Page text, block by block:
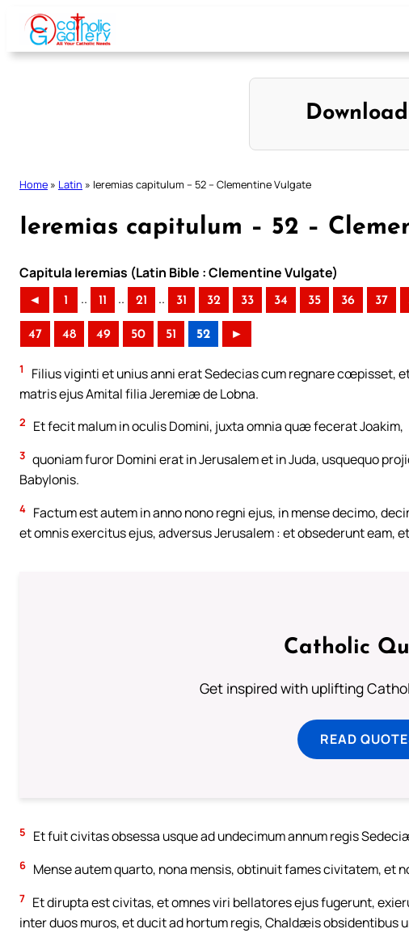
Skip
content
Home » Latin » Ieremias capitulum – 52 – Clementine Vulgate
Ieremias capitulum – 52 –
Capitula Ieremias (Latin Bible : Clementine Vulgate)
◄ 1 .. 11 .. 21 .. 31 32 33 34 35 36 37
47 48 49 50 51 52 ►
1
Filius viginti et unius anni erat Sedecias cum regnare cœpisset,
matris ejus Amital filia Jeremiæ de Lobna.
2 Et fecit malum in oculis Domini, juxta omnia quæ fecerat Joakim,
3 quoniam furor Domini erat in Jerusalem et in Juda, usquequo
Babylonis.
4 Factum est autem in anno nono regni ejus, in mense decimo,
et omnis exercitus ejus, adversus Jerusalem : et obsederunt
Catholic
Get inspired with uplifting
READ
5 Et fuit civitas obsessa usque ad undecimum annum regis
6 Mense autem quarto, nona mensis, obtinuit fames civitatem, et
7 Et dirupta est civitas, et omnes viri bellatores ejus fugerunt,
inter duos muros, et ducit ad hortum regis, Chaldæis obsidentibus